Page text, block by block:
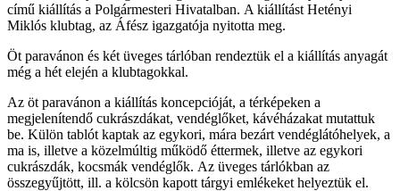
című kiállítás a Polgármesteri Hivatalban. A kiállítást Hetényi
Miklós klubtag, az Áfész igazgatója nyitotta meg.
Öt paravánon és két üveges tárlóban rendeztük el a kiállítás anyagát
még a hét elején a klubtagokkal.
Az öt paravánon a kiállítás koncepcióját, a térképeken a
megjelenítendő cukrászdákat, vendéglőket, kávéházakat mutattuk
be. Külön tablót kaptak az egykori, mára bezárt vendéglátóhelyek, a
ma is, illetve a közelmúltig működő éttermek, illetve az egykori
cukrászdák, kocsmák vendéglők. Az üveges tárlókban az
összegyűjtött, ill. a kölcsön kapott tárgyi emlékeket helyeztük el.